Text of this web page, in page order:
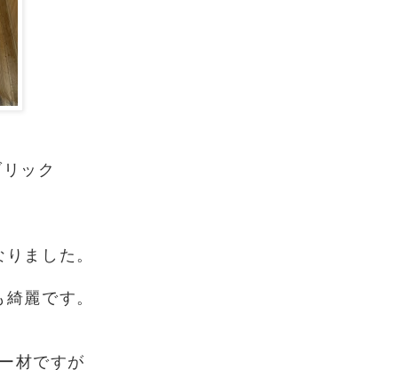
ック
ました。
麗です。
材ですが